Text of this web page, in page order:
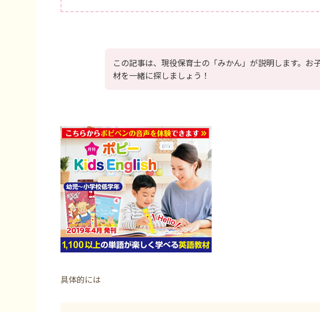
この記事は、現役保育士の「みかん」が説明します。お
材を一緒に探しましょう！
具体的には